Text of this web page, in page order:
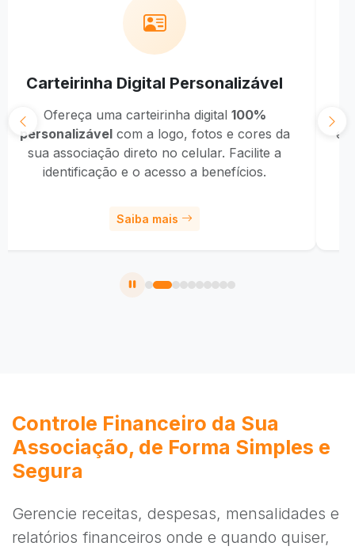
Adeus à Inadimplência
pagamentos automaticamente via PIX
Cartão de Crédito. O sistema cobra por você,
envia lembretes e coloca o dinheiro direto na
conta da associação.
Saiba mais
Dê
Controle Financeiro da Sua
Associação, de Forma Simples e
Segura
Gerencie receitas, despesas, mensalidades e
relatórios financeiros onde e quando quiser,